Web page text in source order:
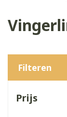
Filteren
Prijs